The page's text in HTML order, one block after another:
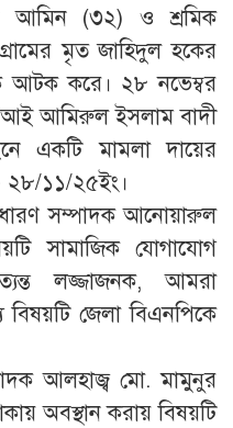
আমিন (৩২) ও শ্রমিক
মৃত জাহিদুল হকের
আটক করে। ২৮ নভেম্বর
আই আমিরুল ইসলাম বাদী
একটি মামলা দায়ের
২৮/১১/২৫ইং।
সম্পাদক আনোয়ারুল
সামাজিক যোগাযোগ
লজ্জাজনক, আমরা
বিষয়টি জেলা বিএনপিকে
আলহাজ্ব মো. মামুনুর
অবস্থান করায় বিষয়টি